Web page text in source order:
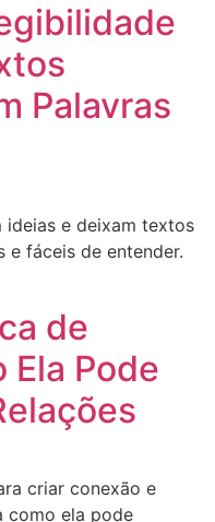
Palavras
ideias e deixam textos
e fáceis de entender.
de
Ela Pode
criar conexão e
como ela pode